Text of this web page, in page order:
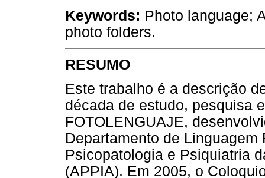
Keywords: Photo language;
photo folders.
RESUMO
Este trabalho é a descrição
década de estudo, pesquisa
FOTOLENGUAJE,
Departamento de
Psicopatologia e Psiquiatria
(APPIA). Em 2005, o